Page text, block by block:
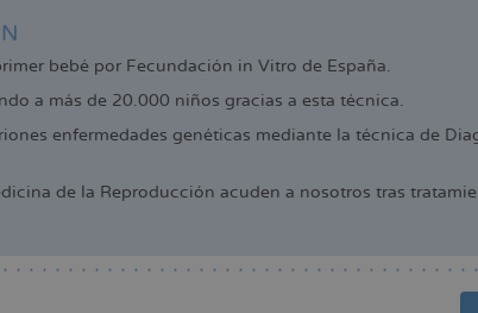
bebé por Fecundación in Vitro de España.
a más de 20.000 niños gracias a esta técnica.
enfermedades genéticas mediante la técnica de
de la Reproducción acuden a nosotros tras